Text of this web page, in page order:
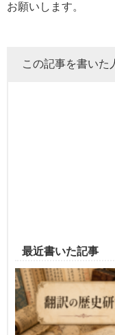
お願いします。
この記事を書いた
最近書いた記事